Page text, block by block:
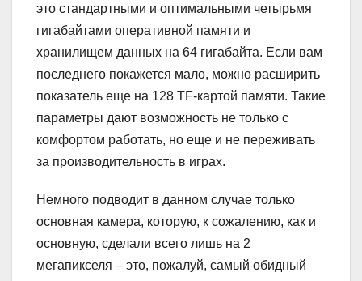
это стандартными и оптимальными четырьмя
гигабайтами оперативной памяти и
хранилищем данных на 64 гигабайта. Если вам
последнего покажется мало, можно расширить
показатель еще на 128 TF-картой памяти. Такие
параметры дают возможность не только с
комфортом работать, но еще и не переживать
за производительность в играх.
Немного подводит в данном случае только
основная камера, которую, к сожалению, как и
основную, сделали всего лишь на 2
мегапикселя – это, пожалуй, самый обидный